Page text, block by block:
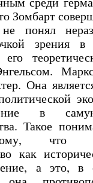
Зомбарт
понял
зрения
Она
в
Такое
что
как
а это, в